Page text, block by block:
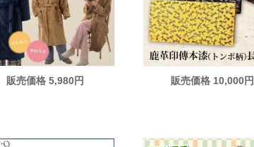
販売価格 5,980円 販売価格 10,000円